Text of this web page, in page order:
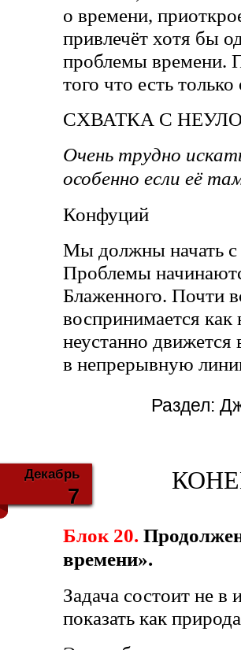
о времени,
привлечёт хотя бы
проблемы времени.
того что есть
CХВАТКА С
Очень трудно
особенно если её
Конфуций
Мы должны начать с
Проблемы
Блаженного. Почти
воспринимается
неустанно движется
в непрерывную
Раздел:
Декабрь
7
Блок 20.
времени».
Задача состоит не
показать как